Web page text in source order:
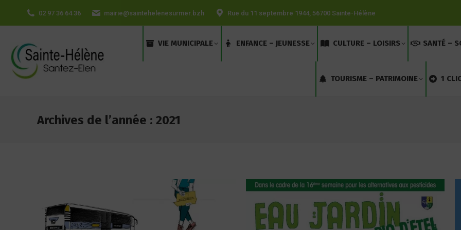
principal
02 97 36 64 36 mairie@saintehelenesurmer.bzh Rue du 11 septembre 1944, 56700 Sainte-Hélène
VIE MUNICIPALE ENFANCE – JEUNESSE CULTURE – LOISIRS SANTÉ –
TOURISME – PATRIMOINE 1
Archives de l’année : 2021